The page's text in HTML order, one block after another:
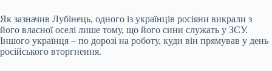
Як зазначив Лубінець, одного із українців росіяни викрали з
його власної оселі лише тому, що його сини служать у ЗСУ.
Іншого українця – по дорозі на роботу, куди він прямував у день
російського вторгнення.